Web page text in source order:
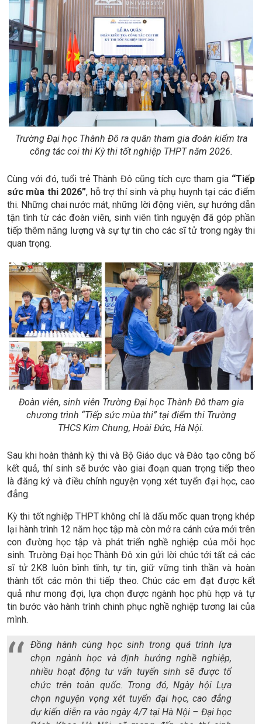
Trường Đại học Thành Đô ra quân tham gia đoàn kiểm tra
công tác coi thi Kỳ thi tốt nghiệp THPT năm 2026.
Cùng với đó, tuổi trẻ Thành Đô cũng tích cực tham gia “Tiếp
sức mùa thi 2026”, hỗ trợ thí sinh và phụ huynh tại các điểm
thi. Những chai nước mát, những lời động viên, sự hướng dẫn
tận tình từ các đoàn viên, sinh viên tình nguyện đã góp phần
tiếp thêm năng lượng và sự tự tin cho các sĩ tử trong ngày thi
quan trọng.
Đoàn viên, sinh viên Trường Đại học Thành Đô tham gia
chương trình “Tiếp sức mùa thi” tại điểm thi Trường
THCS Kim Chung, Hoài Đức, Hà Nội.
Sau khi hoàn thành kỳ thi và Bộ Giáo dục và Đào tạo công bố
kết quả, thí sinh sẽ bước vào giai đoạn quan trọng tiếp theo
là đăng ký và điều chỉnh nguyện vọng xét tuyển đại học, cao
đẳng.
Kỳ thi tốt nghiệp THPT không chỉ là dấu mốc quan trọng khép
lại hành trình 12 năm học tập mà còn mở ra cánh cửa mới trên
con đường học tập và phát triển nghề nghiệp của mỗi học
sinh. Trường Đại học Thành Đô xin gửi lời chúc tới tất cả các
sĩ tử 2K8 luôn bình tĩnh, tự tin, giữ vững tinh thần và hoàn
thành tốt các môn thi tiếp theo. Chúc các em đạt được kết
quả như mong đợi, lựa chọn được ngành học phù hợp và tự
tin bước vào hành trình chinh phục nghề nghiệp tương lai của
mình.
Đồng hành cùng học sinh trong quá trình lựa
chọn ngành học và định hướng nghề nghiệp,
nhiều hoạt động tư vấn tuyển sinh sẽ được tổ
chức trên toàn quốc. Trong đó, Ngày hội Lựa
chọn nguyện vọng xét tuyển đại học, cao đẳng
dự kiến diễn ra vào ngày 4/7 tại Hà Nội – Đại học